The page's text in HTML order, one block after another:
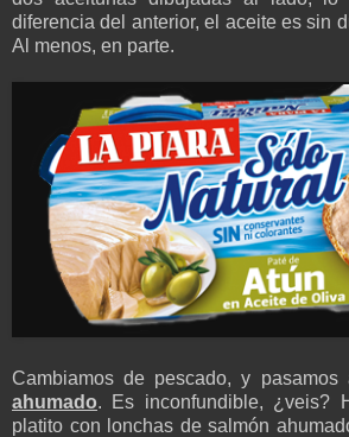
diferencia del anterior, el aceite es sin
Al menos, en parte.
Cambiamos de pescado, y pasamos
ahumado. Es inconfundible, ¿veis?
platito con lonchas de salmón